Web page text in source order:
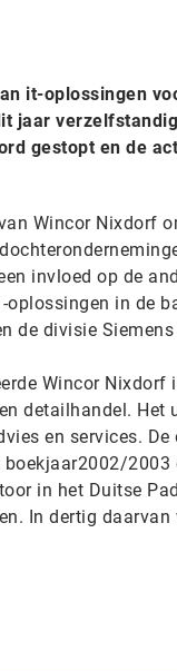
it-oplossingen
jaar
gestopt en de
Wincor Nixdorf
invloed op de
in de
de divisie
Wincor
detailhandel.
en services.
in het Duitse
In dertig